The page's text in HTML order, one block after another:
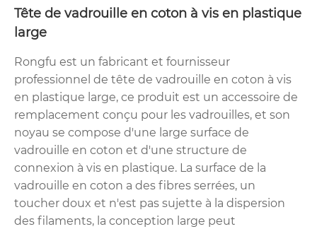
Tête de vadrouille en coton à vis en plastique
large
Rongfu est un fabricant et fournisseur
professionnel de tête de vadrouille en coton à vis
en plastique large, ce produit est un accessoire de
remplacement conçu pour les vadrouilles, et son
noyau se compose d'une large surface de
vadrouille en coton et d'une structure de
connexion à vis en plastique. La surface de la
vadrouille en coton a des fibres serrées, un
toucher doux et n'est pas sujette à la dispersion
des filaments, la conception large peut